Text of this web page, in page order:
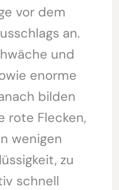
vor dem
an.
und
enorme
bilden
rote Flecken,
wenigen
zu
schnell